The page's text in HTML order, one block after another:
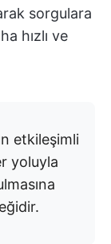
sorgulara
hızlı ve
etkileşimli
yoluyla